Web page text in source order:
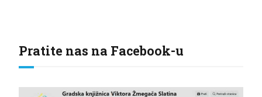
Pratite nas na Facebook-u